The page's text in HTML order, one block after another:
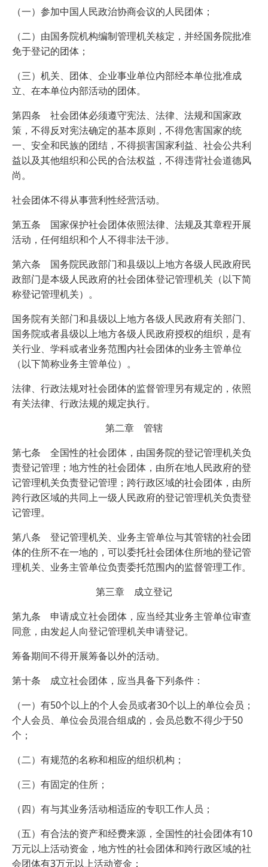
（一）参加中国人民政治协商会议的人民团体；
（二）由国务院机构编制管理机关核定，并经国务院批准
免于登记的团体；
（三）机关、团体、企业事业单位内部经本单位批准成
立、在本单位内部活动的团体。
第四条 社会团体必须遵守宪法、法律、法规和国家政
策，不得反对宪法确定的基本原则，不得危害国家的统
一、安全和民族的团结，不得损害国家利益、社会公共利
益以及其他组织和公民的合法权益，不得违背社会道德风
尚。
社会团体不得从事营利性经营活动。
第五条 国家保护社会团体依照法律、法规及其章程开展
活动，任何组织和个人不得非法干涉。
第六条 国务院民政部门和县级以上地方各级人民政府民
政部门是本级人民政府的社会团体登记管理机关（以下简
称登记管理机关）。
国务院有关部门和县级以上地方各级人民政府有关部门、
国务院或者县级以上地方各级人民政府授权的组织，是有
关行业、学科或者业务范围内社会团体的业务主管单位
（以下简称业务主管单位）。
法律、行政法规对社会团体的监督管理另有规定的，依照
有关法律、行政法规的规定执行。
第二章 管辖
第七条 全国性的社会团体，由国务院的登记管理机关负
责登记管理；地方性的社会团体，由所在地人民政府的登
记管理机关负责登记管理；跨行政区域的社会团体，由所
跨行政区域的共同上一级人民政府的登记管理机关负责登
记管理。
第八条 登记管理机关、业务主管单位与其管辖的社会团
体的住所不在一地的，可以委托社会团体住所地的登记管
理机关、业务主管单位负责委托范围内的监督管理工作。
第三章 成立登记
第九条 申请成立社会团体，应当经其业务主管单位审查
同意，由发起人向登记管理机关申请登记。
筹备期间不得开展筹备以外的活动。
第十条 成立社会团体，应当具备下列条件：
（一）有50个以上的个人会员或者30个以上的单位会员；
个人会员、单位会员混合组成的，会员总数不得少于50
个；
（二）有规范的名称和相应的组织机构；
（三）有固定的住所；
（四）有与其业务活动相适应的专职工作人员；
（五）有合法的资产和经费来源，全国性的社会团体有10
万元以上活动资金，地方性的社会团体和跨行政区域的社
会团体有3万元以上活动资金；